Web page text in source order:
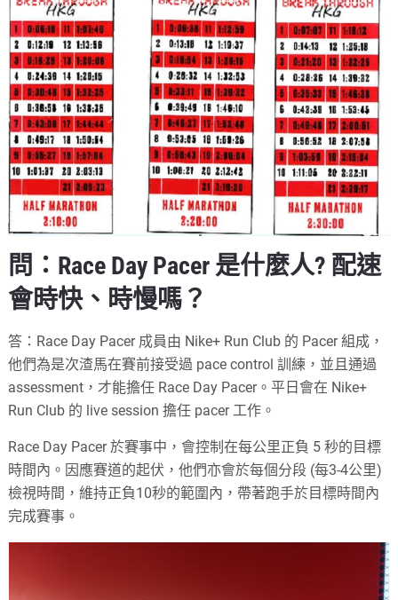
問：Race Day Pacer 是什麼人? 配速
會時快、時慢嗎？
答：Race Day Pacer 成員由 Nike+ Run Club 的 Pacer 組成，
他們為是次渣馬在賽前接受過 pace control 訓練，並且通過
assessment，才能擔任 Race Day Pacer。平日會在 Nike+
Run Club 的 live session 擔任 pacer 工作。
Race Day Pacer 於賽事中，會控制在每公里正負 5 秒的目標
時間內。因應賽道的起伏，他們亦會於每個分段 (每3-4公里)
檢視時間，維持正負10秒的範圍內，帶著跑手於目標時間內
完成賽事。